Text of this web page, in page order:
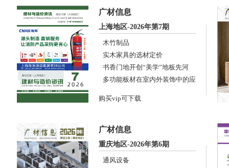
广材信息
上海地区-2026年第7期
木竹制品
实木家具的选材定价
书香门地开创“美学”地板先河
多功能板材在室内外装饰中的应
购买vip可下载
广材信息
重庆地区-2026年第6期
通风设备